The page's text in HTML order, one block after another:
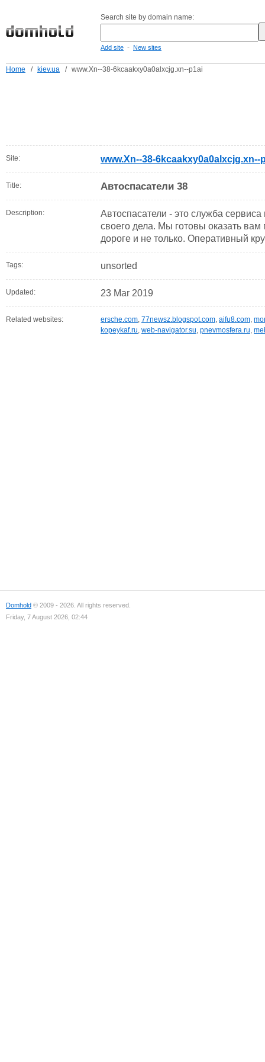
Search site by domain name:
Add site - New sites
Home / kiev.ua / www.Xn--38-6kcaakxy0a0alxcjg.xn--p1ai
Site: www.Xn--38-6kcaakxy0a0alxcjg.xn--
Title: Автоспасатели 38
Description:
Автоспасатели - это служба
своего дела. Мы готовы оказать
дороге и не только. Оперативный
Tags: unsorted
Updated: 23 Mar 2019
Related websites: ersche.com, 77newsz.blogspot.com, aifu8.com,
kopeykaf.ru, web-navigator.su, pnevmosfera.ru,
Domhold © 2009 - 2026. All rights reserved.
Friday, 7 August 2026, 02:44